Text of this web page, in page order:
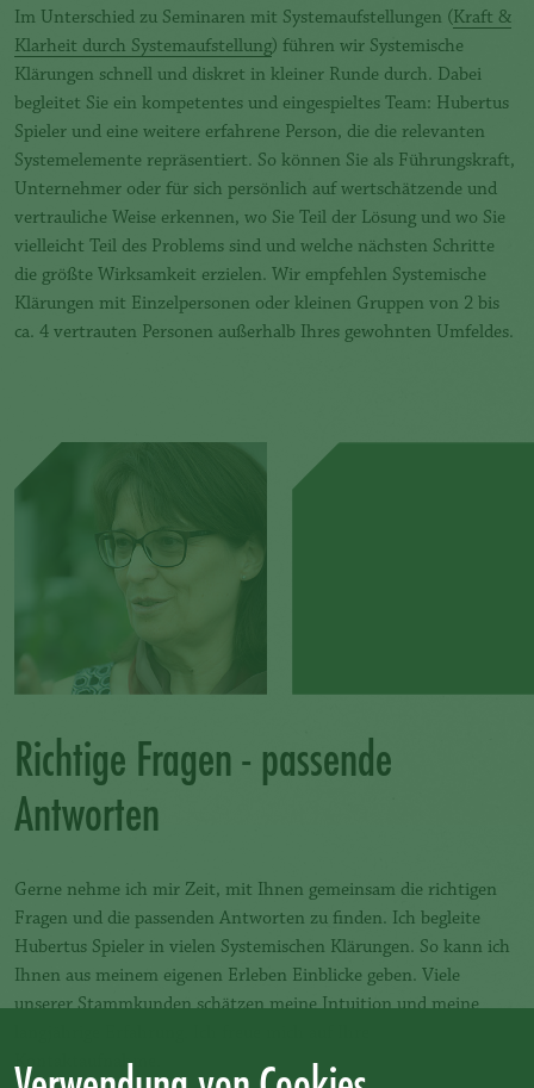
Im Unterschied zu Seminaren mit Systemaufstellungen (Kraft &
Klarheit durch Systemaufstellung) führen wir Systemische
Klärungen schnell und diskret in kleiner Runde durch. Dabei
begleitet Sie ein kompetentes und eingespieltes Team: Hubertus
Spieler und eine weitere erfahrene Person, die die relevanten
Systemelemente repräsentiert. So können Sie als Führungskraft,
Unternehmer oder für sich persönlich auf wertschätzende und
vertrauliche Weise erkennen, wo Sie Teil der Lösung und wo Sie
vielleicht Teil des Problems sind und welche nächsten Schritte
die größte Wirksamkeit erzielen. Wir empfehlen Systemische
Klärungen mit Einzelpersonen oder kleinen Gruppen von 2 bis
ca. 4 vertrauten Personen außerhalb Ihres gewohnten Umfeldes.
Richtige Fragen - passende
Antworten
Gerne nehme ich mir Zeit, mit Ihnen gemeinsam die richtigen
Fragen und die passenden Antworten zu finden. Ich begleite
Hubertus Spieler in vielen Systemischen Klärungen. So kann ich
Ihnen aus meinem eigenen Erleben Einblicke geben. Viele
unserer Stammkunden schätzen meine Intuition und meine
Kontaktaufnahme.